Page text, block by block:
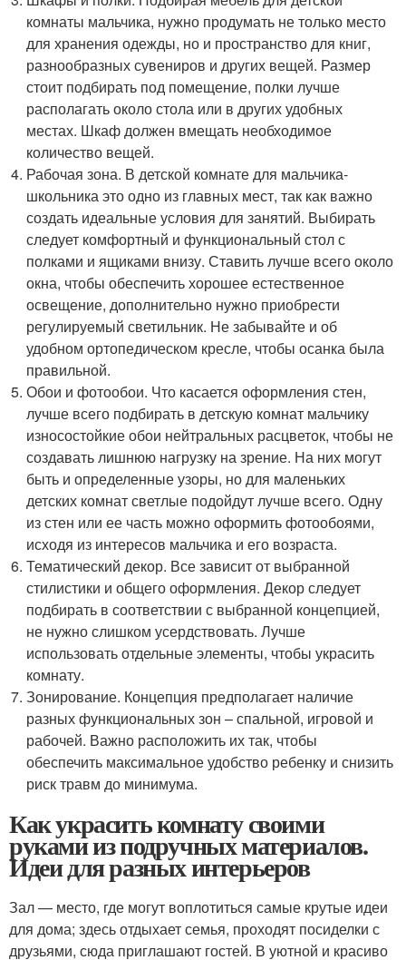
комнаты мальчика, нужно продумать не только место
для хранения одежды, но и пространство для книг,
разнообразных сувениров и других вещей. Размер
стоит подбирать под помещение, полки лучше
располагать около стола или в других удобных
местах. Шкаф должен вмещать необходимое
количество вещей.
Рабочая зона. В детской комнате для мальчика-
школьника это одно из главных мест, так как важно
создать идеальные условия для занятий. Выбирать
следует комфортный и функциональный стол с
полками и ящиками внизу. Ставить лучше всего около
окна, чтобы обеспечить хорошее естественное
освещение, дополнительно нужно приобрести
регулируемый светильник. Не забывайте и об
удобном ортопедическом кресле, чтобы осанка была
правильной.
Обои и фотообои. Что касается оформления стен,
лучше всего подбирать в детскую комнат мальчику
износостойкие обои нейтральных расцветок, чтобы не
создавать лишнюю нагрузку на зрение. На них могут
быть и определенные узоры, но для маленьких
детских комнат светлые подойдут лучше всего. Одну
из стен или ее часть можно оформить фотообоями,
исходя из интересов мальчика и его возраста.
Тематический декор. Все зависит от выбранной
стилистики и общего оформления. Декор следует
подбирать в соответствии с выбранной концепцией,
не нужно слишком усердствовать. Лучше
использовать отдельные элементы, чтобы украсить
комнату.
Зонирование. Концепция предполагает наличие
разных функциональных зон – спальной, игровой и
рабочей. Важно расположить их так, чтобы
обеспечить максимальное удобство ребенку и снизить
риск травм до минимума.
Как украсить комнату своими
руками из подручных материалов.
Идеи для разных интерьеров
Зал — место, где могут воплотиться самые крутые идеи
для дома; здесь отдыхает семья, проходят посиделки с
друзьями, сюда приглашают гостей. В уютной и красиво